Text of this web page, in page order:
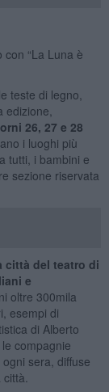
“La Luna è
teste di legno,
26, 27 e 28
i luoghi più
tutti, i bambini e
sezione riservata
città del teatro di
e
oltre 300mila
esempi di
di Alberto
compagnie
sera, diffuse